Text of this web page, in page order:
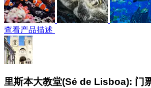
查看产品描述
里斯本大教堂(Sé de Lisboa): 门